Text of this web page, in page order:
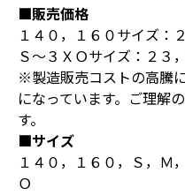
■販売価格
１４０，１６０サイズ：
Ｓ～３ＸＯサイズ：２３
※製造販売コストの高騰
になっています。ご理解
す。
■サイズ
１４０，１６０，Ｓ，Ｍ
Ｏ